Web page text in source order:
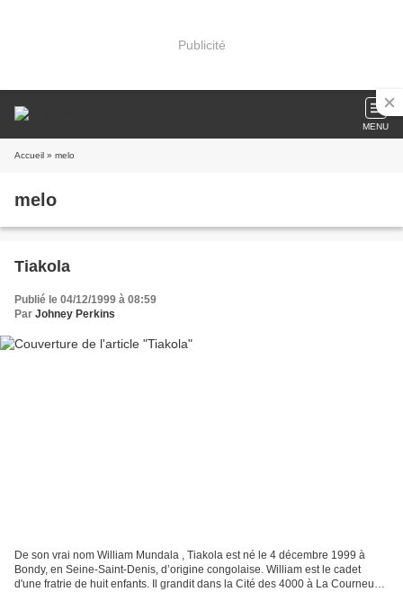
Publicité
MENU
Accueil » melo
melo
Tiakola
Publié le 04/12/1999 à 08:59
Par Johney Perkins
De son vrai nom William Mundala , Tiakola est né le 4 décembre 1999 à
Bondy, en Seine‑Saint‑Denis, d’origine congolaise. William est le cadet
d'une fratrie de huit enfants. Il grandit dans la Cité des 4000 à La Courneuve,